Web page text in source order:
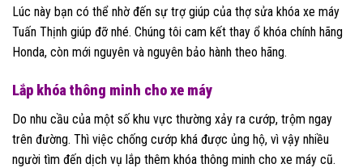
Lúc này bạn có thể nhờ đến sự trợ giúp của thợ sửa khóa xe máy
Tuấn Thịnh giúp đỡ nhé. Chúng tôi cam kết thay ổ khóa chính hãng
Honda, còn mới nguyên và nguyên bảo hành theo hãng.
Lắp khóa thông minh cho xe máy
Do nhu cầu của một số khu vực thường xảy ra cướp, trộm ngay
trên đường. Thì việc chống cướp khá được ủng hộ, vì vậy nhiều
người tìm đến dịch vụ lắp thêm khóa thông minh cho xe máy cũ.